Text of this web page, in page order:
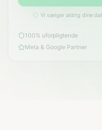
Vi sælger aldrig dine
100% uforpligtende
Meta & Google Partner